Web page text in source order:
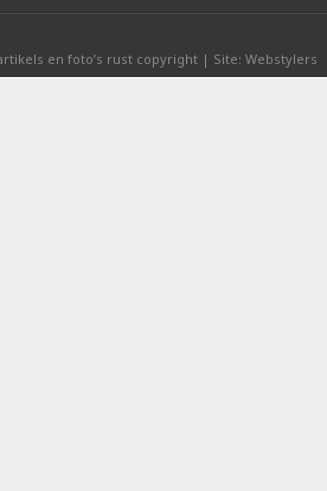
en foto’s rust copyright | Site: Webstylers